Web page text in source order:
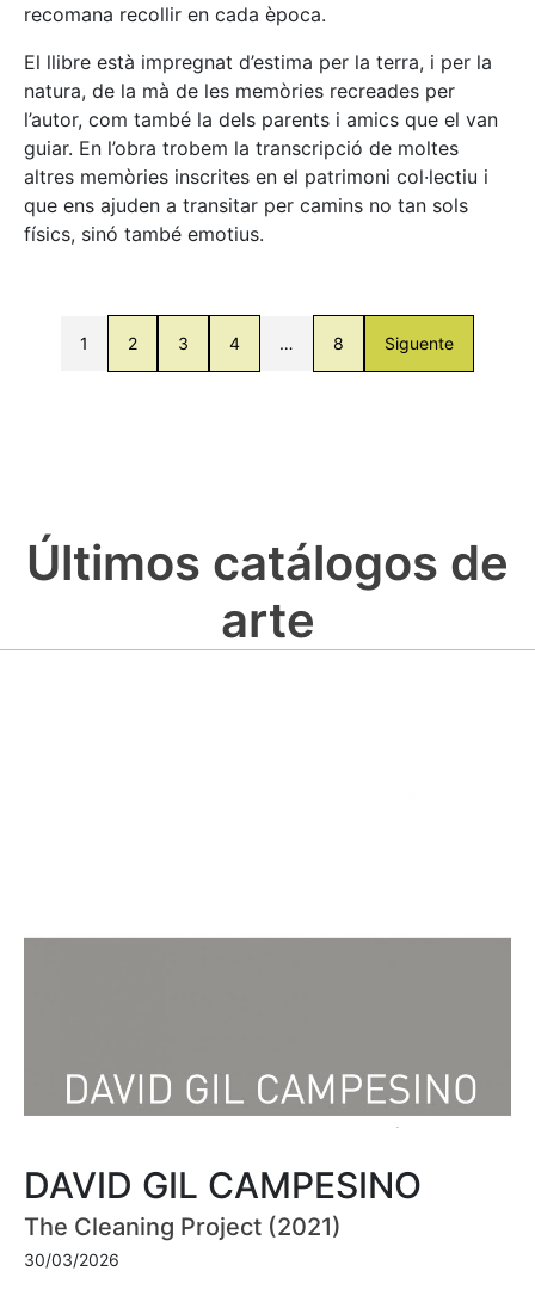
recomana recollir en cada època.
El llibre està impregnat d’estima per la terra, i per la
natura, de la mà de les memòries recreades per
l’autor, com també la dels parents i amics que el van
guiar. En l’obra trobem la transcripció de moltes
altres memòries inscrites en el patrimoni col·lectiu i
que ens ajuden a transitar per camins no tan sols
físics, sinó també emotius.
1 2 3 4 … 8 Siguente
Últimos catálogos de
arte
DAVID GIL CAMPESINO
The Cleaning Project (2021)
30/03/2026